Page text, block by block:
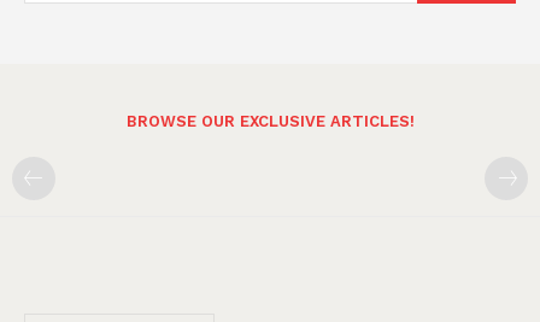
BROWSE OUR EXCLUSIVE ARTICLES!